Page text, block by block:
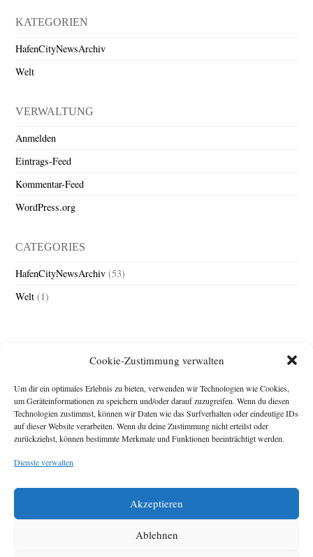
Cookie-Zustimmung verwalten
Um dir ein optimales Erlebnis zu bieten, verwenden wir Technologien wie Cookies,
um Geräteinformationen zu speichern und/oder darauf zuzugreifen. Wenn du diesen
Technologien zustimmst, können wir Daten wie das Surfverhalten oder eindeutige IDs
auf dieser Website verarbeiten. Wenn du deine Zustimmung nicht erteilst oder
zurückziehst, können bestimmte Merkmale und Funktionen beeinträchtigt werden.
Dienste verwalten
Akzeptieren
Ablehnen
KATEGORIEN
HafenCityNewsArchiv
Welt
VERWALTUNG
Anmelden
Eintrags-Feed
Kommentar-Feed
WordPress.org
CATEGORIES
HafenCityNewsArchiv (53)
Welt (1)
Impressum
Michael Baden,
Diese Webseite stellt
zehn Jahre der